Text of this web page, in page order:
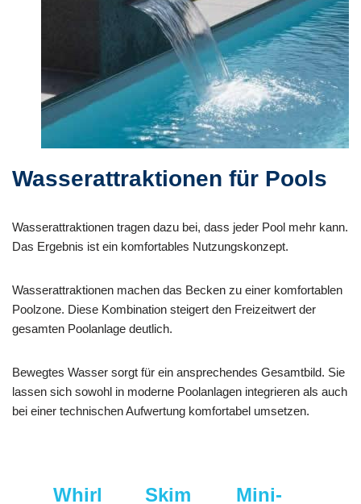
Wasserattraktionen für Pools
Wasserattraktionen tragen dazu bei, dass jeder Pool mehr kann.
Das Ergebnis ist ein komfortables Nutzungskonzept.
Wasserattraktionen machen das Becken zu einer komfortablen
Poolzone. Diese Kombination steigert den Freizeitwert der
gesamten Poolanlage deutlich.
Bewegtes Wasser sorgt für ein ansprechendes Gesamtbild. Sie
lassen sich sowohl in moderne Poolanlagen integrieren als auch
bei einer technischen Aufwertung komfortabel umsetzen.
Whirl Skim Mini-